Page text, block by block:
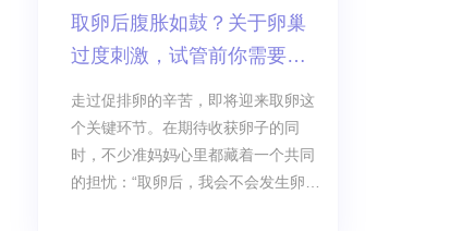
么什么感觉都没有，是不是又失败
了？”
取卵后腹胀如鼓？关于卵巢
过度刺激，试管前你需要知
道这些！
走过促排卵的辛苦，即将迎来取卵这
个关键环节。在期待收获卵子的同
时，不少准妈妈心里都藏着一个共同
的担忧：“取卵后，我会不会发生卵巢